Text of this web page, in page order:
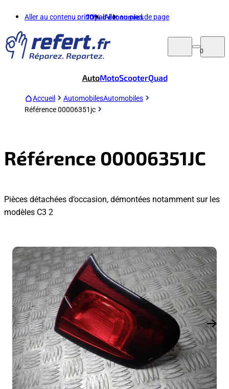
Aller au contenu principalAller au pied de page
70%d'économies
0
AutoMotoScooterQuad
Accueil AutomobilesAutomobiles
Référence 00006351jc
Référence 00006351JC
Pièces détachées d’occasion, démontées notamment sur les
modèles C3 2